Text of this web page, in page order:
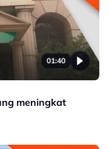
01:40
meningkat